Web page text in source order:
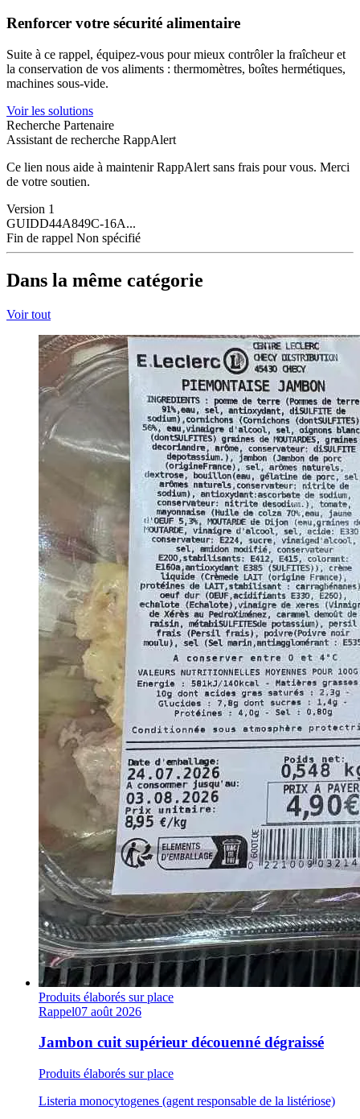
Renforcer votre sécurité alimentaire
Suite à ce rappel, équipez-vous pour mieux contrôler la fraîcheur et
la conservation de vos aliments : thermomètres, boîtes hermétiques,
machines sous-vide.
Voir les solutions
Recherche Partenaire
Assistant de recherche RappAlert
Ce lien nous aide à maintenir RappAlert sans frais pour vous. Merci
de votre soutien.
Version 1
GUIDD44A849C-16A...
Fin de rappel Non spécifié
Dans la même catégorie
Voir tout
Produits élaborés sur place
Rappel07 août 2026
Jambon cuit supérieur découenné dégraissé
Produits élaborés sur place
Listeria monocytogenes (agent responsable de la listériose)